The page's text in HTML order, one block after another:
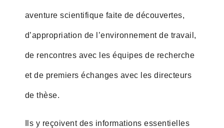
aventure scientifique faite de découvertes,
d’appropriation de l’environnement de travail,
de rencontres avec les équipes de recherche
et de premiers échanges avec les directeurs
de thèse.
Ils y reçoivent des informations essentielles